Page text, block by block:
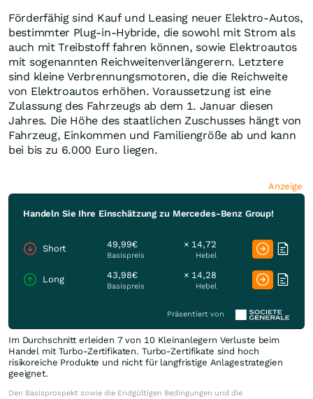
Förderfähig sind Kauf und Leasing neuer Elektro-Autos,
bestimmter Plug-in-Hybride, die sowohl mit Strom als
auch mit Treibstoff fahren können, sowie Elektroautos
mit sogenannten Reichweitenverlängerern. Letztere
sind kleine Verbrennungsmotoren, die die Reichweite
von Elektroautos erhöhen. Voraussetzung ist eine
Zulassung des Fahrzeugs ab dem 1. Januar diesen
Jahres. Die Höhe des staatlichen Zuschusses hängt von
Fahrzeug, Einkommen und Familiengröße ab und kann
bei bis zu 6.000 Euro liegen.
Anzeige
Handeln Sie Ihre Einschätzung zu Mercedes-Benz Group!
Short 49,99€
Basispreis
× 14,72
Hebel
Long 43,98€
Basispreis
× 14,28
Hebel
Präsentiert von
Im Durchschnitt erleiden 7 von 10 Kleinanlegern Verluste beim
Handel mit Turbo-Zertifikaten. Turbo-Zertifikate sind hoch
risikoreiche Produkte und nicht für langfristige Anlagestrategien
geeignet.
Den Basisprospekt sowie die Endgültigen Bedingungen und die